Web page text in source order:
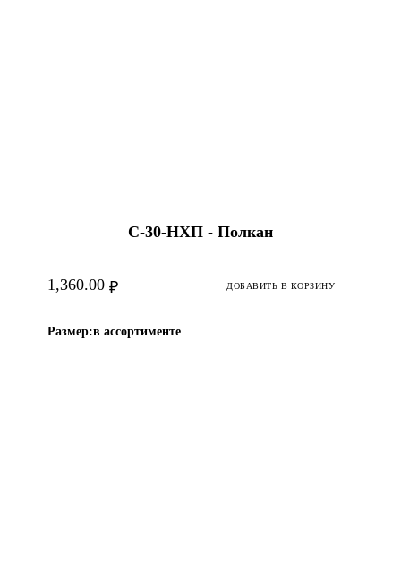
С-30-HХП - Полкан
₽
1,360.00 ДОБАВИТЬ В КОРЗИНУ
Размер:в ассортименте